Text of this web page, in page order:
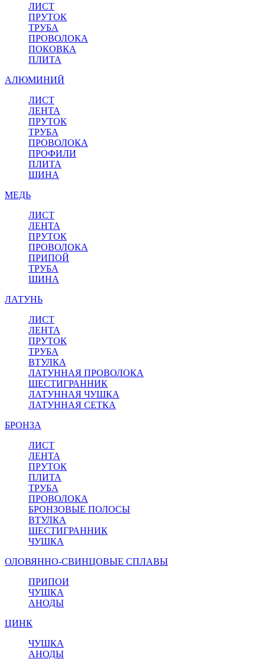
ЛИСТ
ПРУТОК
ТРУБА
ПРОВОЛОКА
ПОКОВКА
ПЛИТА
АЛЮМИНИЙ
ЛИСТ
ЛЕНТА
ПРУТОК
ТРУБА
ПРОВОЛОКА
ПРОФИЛИ
ПЛИТА
ШИНА
МЕДЬ
ЛИСТ
ЛЕНТА
ПРУТОК
ПРОВОЛОКА
ПРИПОЙ
ТРУБА
ШИНА
ЛАТУНЬ
ЛИСТ
ЛЕНТА
ПРУТОК
ТРУБА
ВТУЛКА
ЛАТУННАЯ ПРОВОЛОКА
ШЕСТИГРАННИК
ЛАТУННАЯ ЧУШКА
ЛАТУННАЯ СЕТКА
БРОНЗА
ЛИСТ
ЛЕНТА
ПРУТОК
ПЛИТА
ТРУБА
ПРОВОЛОКА
БРОНЗОВЫЕ ПОЛОСЫ
ВТУЛКА
ШЕСТИГРАННИК
ЧУШКА
ОЛОВЯННО-СВИНЦОВЫЕ СПЛАВЫ
ПРИПОИ
ЧУШКА
АНОДЫ
ЦИНК
ЧУШКА
АНОДЫ